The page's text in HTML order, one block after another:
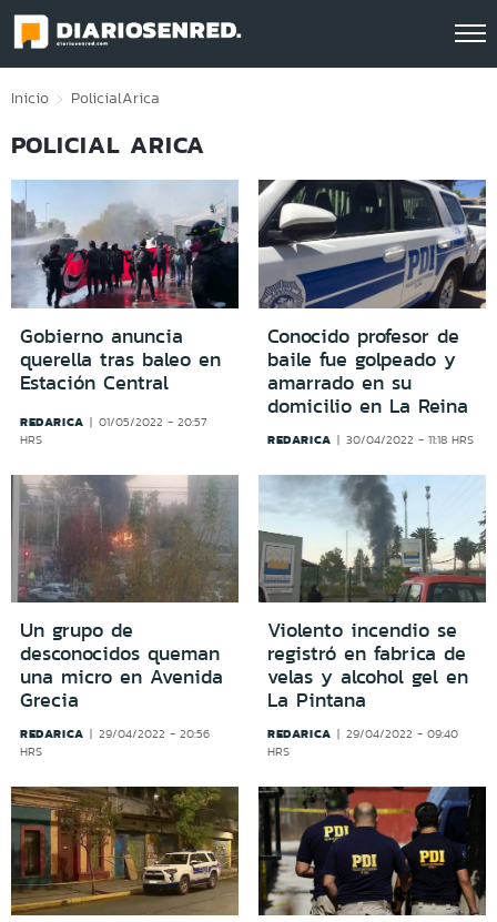
Click acá para ir directamente al contenido
Inicio PolicialArica
POLICIAL ARICA
Gobierno anuncia
querella tras baleo en
Estación Central
REDARICA
01/05/2022 - 20:57
HRS
Conocido profesor de
baile fue golpeado y
amarrado en su
domicilio en La Reina
REDARICA 30/04/2022 - 11:18 HRS
Un grupo de
desconocidos queman
una micro en Avenida
Grecia
REDARICA
29/04/2022 - 20:56
HRS
Violento incendio se
registró en fabrica de
velas y alcohol gel en
La Pintana
REDARICA
29/04/2022 - 09:40
HRS